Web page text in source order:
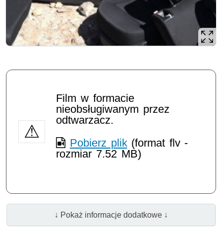
Opis filmu: Kryminalni rozbili grupę kradnącą skody i
Film w formacie
nieobsługiwanym przez
odtwarzacz.
Pobierz plik(format flv -
rozmiar 7.52 MB)
↓ Pokaż informacje dodatkowe ↓